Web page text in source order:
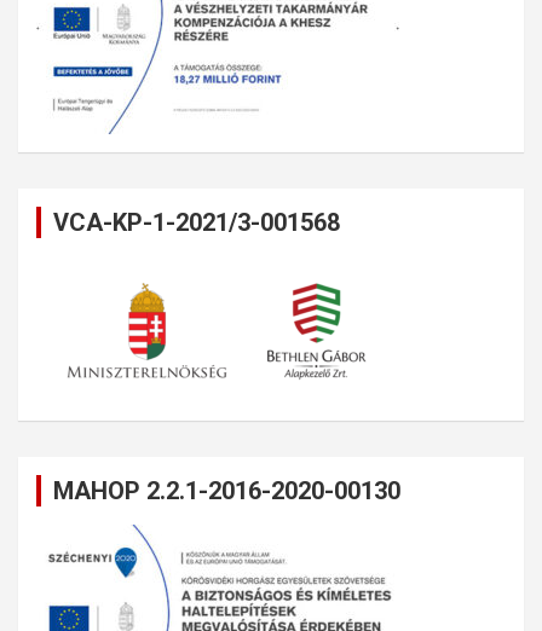
VCA-KP-1-2021/3-001568
MAHOP 2.2.1-2016-2020-00130